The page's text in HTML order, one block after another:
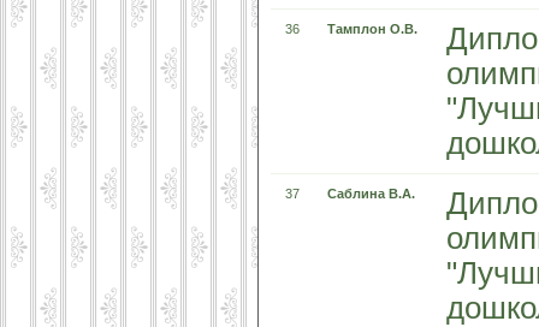
36 Тамплон О.В.
37 Саблина В.А.